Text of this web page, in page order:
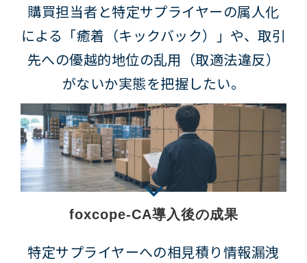
購買担当者と特定サプライヤーの属人化
による「癒着（キックバック）」や、取引
先への優越的地位の乱用（取適法違反）
がないか実態を把握したい。
foxcope-CA導入後の成果
特定サプライヤーへの相見積り情報漏洩